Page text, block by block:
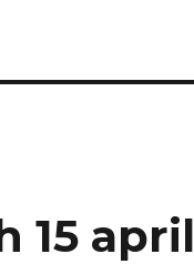
15 april